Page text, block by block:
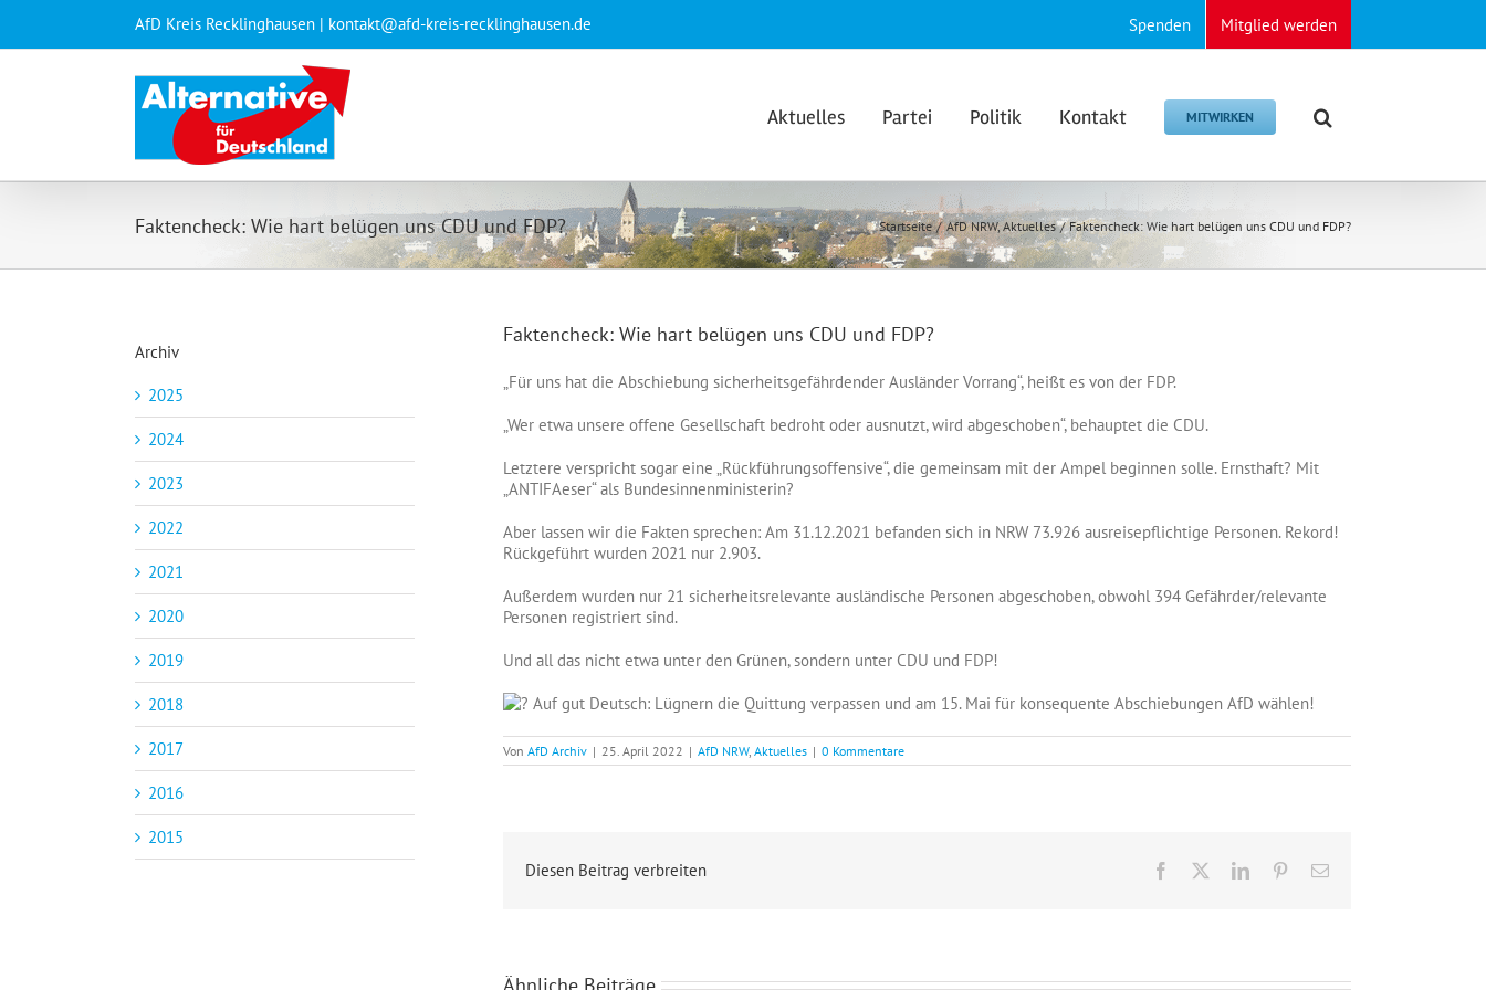
springen
AfD Kreis Recklinghausen | kontakt@afd-kreis-recklinghausen.de Spenden Mitglied werden
Aktuelles Partei Politik Kontakt MITWIRKEN
Faktencheck: Wie hart belügen uns CDU und FDP? Startseite AfD NRW Aktuelles Faktencheck: Wie hart belügen uns CDU und FDP?
Faktencheck: Wie hart belügen uns CDU und FDP?
„Für uns hat die Abschiebung sicherheitsgefährdender Ausländer Vorrang“, heißt es von der FDP.
„Wer etwa unsere offene Gesellschaft bedroht oder ausnutzt, wird abgeschoben“, behauptet die CDU.
Letztere verspricht sogar eine „Rückführungsoffensive“, die gemeinsam mit der Ampel beginnen solle. Ernsthaft? Mit
„ANTIFAeser“ als Bundesinnenministerin?
Aber lassen wir die Fakten sprechen: Am 31.12.2021 befanden sich in NRW 73.926 ausreisepflichtige Personen. Rekord!
Rückgeführt wurden 2021 nur 2.903.
Außerdem wurden nur 21 sicherheitsrelevante ausländische Personen abgeschoben, obwohl 394 Gefährder/relevante
Personen registriert sind.
Und all das nicht etwa unter den Grünen, sondern unter CDU und FDP!
Auf gut Deutsch: Lügnern die Quittung verpassen und am 15. Mai für konsequente Abschiebungen AfD wählen!
Von AfD Archiv | 25. April 2022 | AfD NRW, Aktuelles | 0 Kommentare
Diesen Beitrag verbreiten Facebook LinkedInPinterest
E-
Ähnliche Beiträge
Archiv
2025
2024
2023
2022
2021
2020
2019
2018
2017
2016
2015